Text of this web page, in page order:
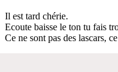
Il est tard chérie.
Ecoute baisse le ton tu fais
Ce ne sont pas des lascars,